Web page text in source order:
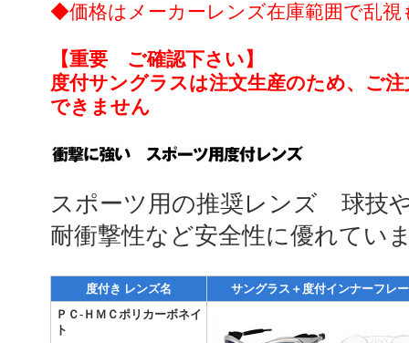
◆価格はメーカーレンズ在庫範囲で乱視
【重要 ご確認下さい】
度付サングラスは注文生産のため、ご
できません
スポーツ用の推奨レンズ 球技
耐衝撃性など安全性に優れてい
度付き レンズ名
サングラス＋度付インナーフレ
ＰＣ-ＨＭＣポリカーボネイ
ト